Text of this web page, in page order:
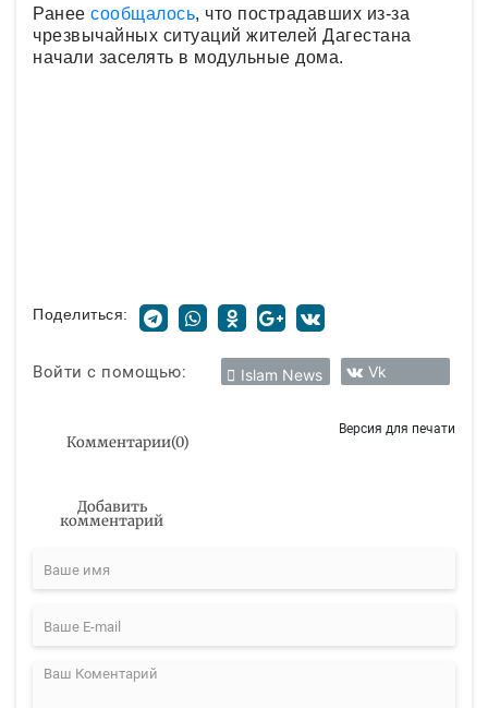
Ранее сообщалось, что пострадавших из-за
чрезвычайных ситуаций жителей Дагестана
начали заселять в модульные дома.
Поделиться:
Войти с помощью: Islam News Vk
Комментарии(0)
Версия для печати
Добавить
комментарий